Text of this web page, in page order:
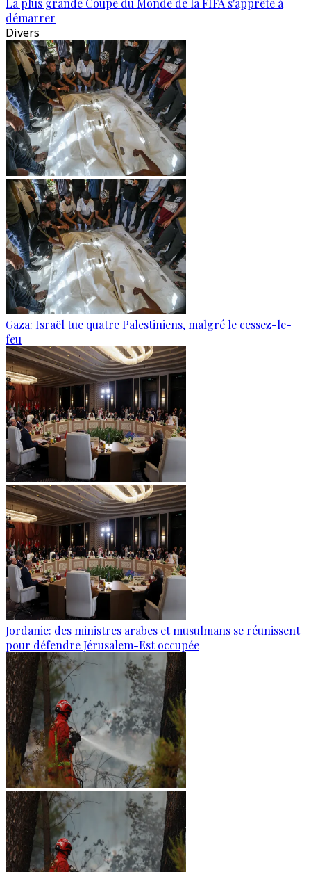
La plus grande Coupe du Monde de la FIFA s'apprête à
démarrer
Divers
Gaza: Israël tue quatre Palestiniens, malgré le cessez-le-
feu
Jordanie: des ministres arabes et musulmans se réunissent
pour défendre Jérusalem-Est occupée